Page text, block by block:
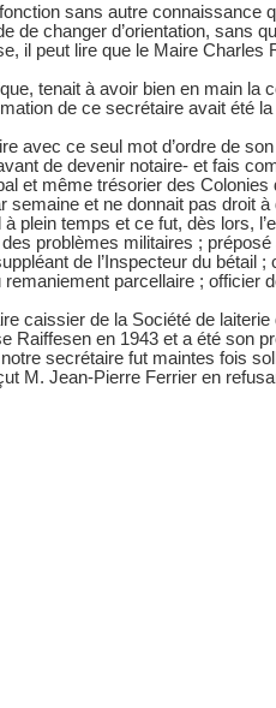
sans autre connaissance
de changer d’orientation, sans
il peut lire que le Maire Charles
tenait à avoir bien en main la
de ce secrétaire avait été
avec ce seul mot d’ordre de
de devenir notaire- et fais
et même trésorier des
semaine et ne donnait pas droit
plein temps et ce fut, dès lors,
problèmes militaires ; préposé
de l’Inspecteur du bétail ;
parcellaire ; officier
caissier de la Société de
en 1943 et a été son
secrétaire fut maintes fois
M. Jean-Pierre Ferrier en